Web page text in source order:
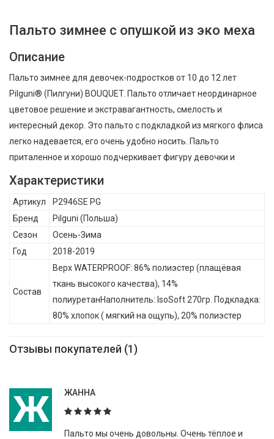
Пальто зимнее c опушкой из эко меха
Описание
Пальто зимнее для девочек-подростков от 10 до 12 лет
Pilguni® (Пилгуни) BOUQUET. Пальто отличает неординарное
цветовое решение и экстравагантность, смелость и
интересный декор. Это пальто с подкладкой из мягкого флиса
легко надевается, его очень удобно носить. Пальто
приталенное и хорошо подчеркивает фигуру девочки и
белый ., Pilguni Пальто зимнее c опушкой из эко меха для
девочки P2946SE , Осень-Зима, Состав: Верх WATERPROOF:
86% полиэстер (плащёвая ткань высокого качества), 14%
полиуретанНаполнитель: IsoSoft 270гр. Подкладка: 80%
хлопок ( мягкий на ощупь), 20% полиэстер
Характеристики
Артикул
P2946SE PG
Бренд
Pilguni (Польша)
Сезон
Осень-Зима
Год
2018-2019
Состав
Верх WATERPROOF: 86% полиэстер (плащёвая
ткань высокого качества), 14%
полиуретанНаполнитель: IsoSoft 270гр. Подкладка:
80% хлопок ( мягкий на ощупь), 20% полиэстер
Отзывы покупателей (1)
Ж ЖАННА
Пальто мы очень довольны. Очень тёплое и